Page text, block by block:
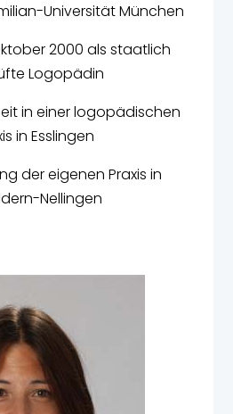
Universität München
2000 als staatlich
Logopädin
in einer logopädischen
in Esslingen
der eigenen Praxis in
Nellingen